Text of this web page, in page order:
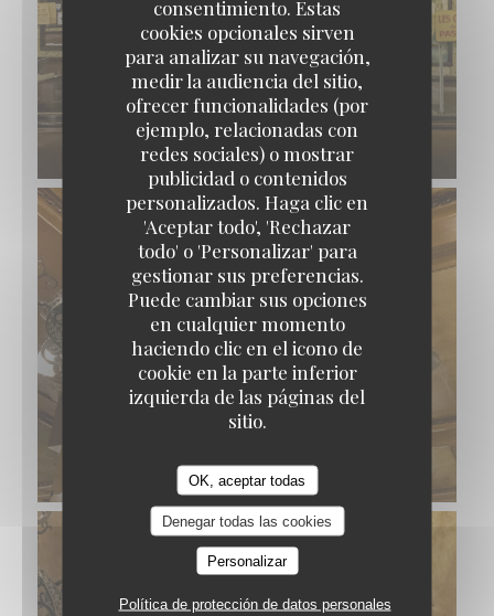
consentimiento. Estas
cookies opcionales sirven
para analizar su navegación,
medir la audiencia del sitio,
ofrecer funcionalidades (por
ejemplo, relacionadas con
redes sociales) o mostrar
publicidad o contenidos
personalizados. Haga clic en
'Aceptar todo', 'Rechazar
todo' o 'Personalizar' para
gestionar sus preferencias.
Puede cambiar sus opciones
en cualquier momento
haciendo clic en el icono de
cookie en la parte inferior
izquierda de las páginas del
sitio.
OK, aceptar todas
Denegar todas las cookies
Personalizar
Política de protección de datos personales